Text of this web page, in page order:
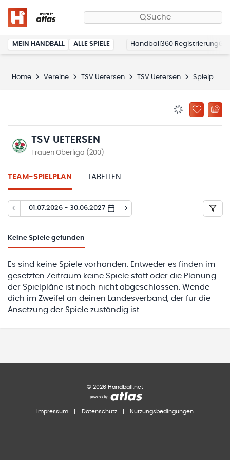
Suche
MEIN HANDBALL ALLE SPIELE Handball360 Registrierung
Home Vereine TSV Uetersen TSV Uetersen Spielplan
ZU
TSV UETERSEN
Frauen Oberliga (200)
TEAM-SPIELPLAN TABELLEN
01.07.2026 - 30.06.2027
Keine Spiele gefunden
Es sind keine Spiele vorhanden. Entweder es finden im
gesetzten Zeitraum keine Spiele statt oder die Planung
der Spielpläne ist noch nicht abgeschlossen. Wende
dich im Zweifel an deinen Landesverband, der für die
Ansetzung der Spiele zuständig ist.
© 2026 Handball.net
Impressum Datenschutz Nutzungsbedingungen